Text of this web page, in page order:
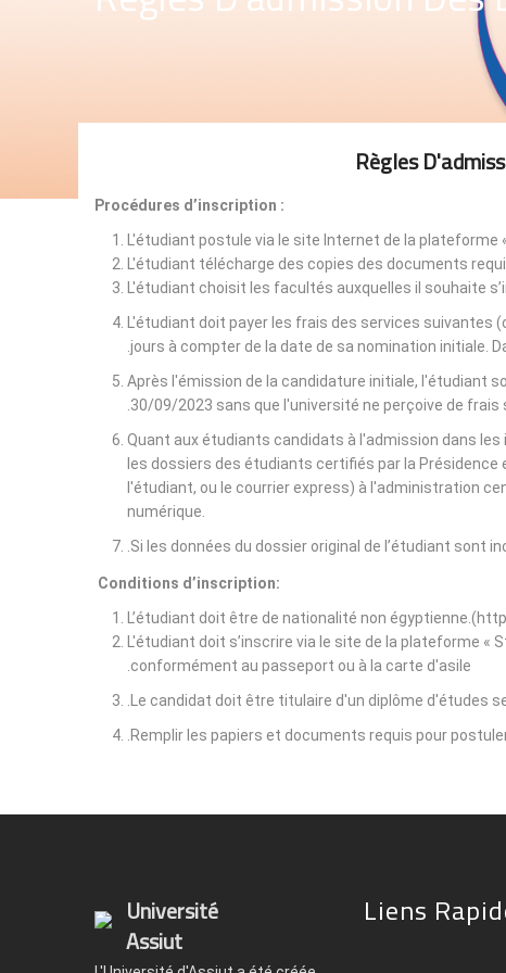
Règles
Procédures d’inscription :
L'étudiant postule via le site Internet de la
L'étudiant télécharge des copies des documents
L'étudiant choisit les facultés auxquelles il souhaite
L'étudiant doit payer les frais des services suivantes
jours à compter de la date de sa nomination initiale.
Après l'émission de la candidature initiale, l'étudiant
30/09/2023 sans que l'université ne perçoive de frais
Quant aux étudiants candidats à l'admission dans
les dossiers des étudiants certifiés par la
l'étudiant, ou le courrier express) à l'administration
numérique.
Si les données du dossier original de l’étudiant sont
Conditions d’inscription:
L’étudiant doit être de nationalité non
L'étudiant doit s’inscrire via le site de la plateforme
conformément au passeport ou à la carte d'asile.
Le candidat doit être titulaire d'un diplôme d'études
Remplir les papiers et documents requis pour
Université
Assiut
Liens